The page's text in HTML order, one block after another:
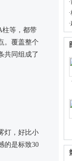
柱等，都带
。覆盖整个
共同组成了
灯，好比小
的是标致30
·
·
·